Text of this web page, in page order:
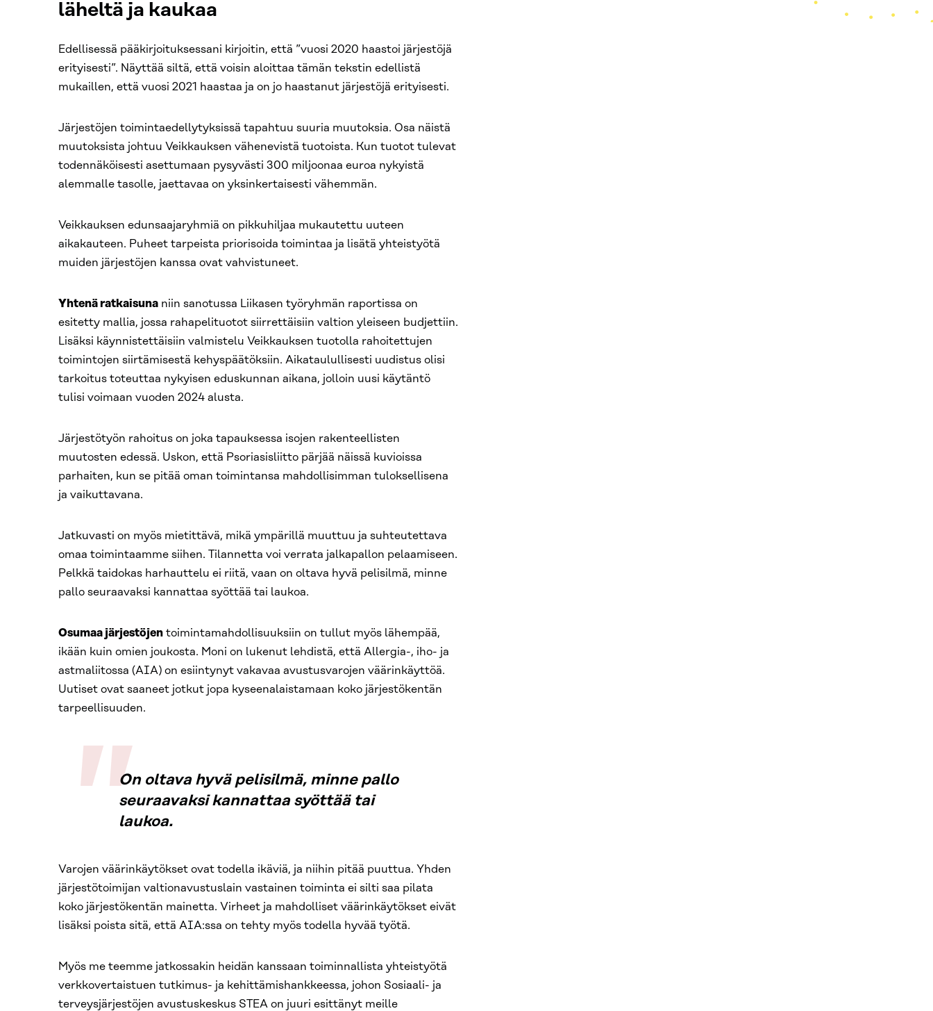
läheltä ja kaukaa
Edellisessä pääkirjoituksessani kirjoitin, että ”vuosi 2020 haastoi järjestöjä
erityisesti”. Näyttää siltä, että voisin aloittaa tämän tekstin edellistä
mukaillen, että vuosi 2021 haastaa ja on jo haastanut järjestöjä erityisesti.
Järjestöjen toimintaedellytyksissä tapahtuu suuria muutoksia. Osa näistä
muutoksista johtuu Veikkauksen vähenevistä tuotoista. Kun tuotot tulevat
todennäköisesti asettumaan pysyvästi 300 miljoonaa euroa nykyistä
alemmalle tasolle, jaettavaa on yksinkertaisesti vähemmän.
Veikkauksen edunsaajaryhmiä on pikkuhiljaa mukautettu uuteen
aikakauteen. Puheet tarpeista priorisoida toimintaa ja lisätä yhteistyötä
muiden järjestöjen kanssa ovat vahvistuneet.
Yhtenä ratkaisuna niin sanotussa Liikasen työryhmän raportissa on
esitetty mallia, jossa rahapelituotot siirrettäisiin valtion yleiseen budjettiin.
Lisäksi käynnistettäisiin valmistelu Veikkauksen tuotolla rahoitettujen
toimintojen siirtämisestä kehyspäätöksiin. Aikataulullisesti uudistus olisi
tarkoitus toteuttaa nykyisen eduskunnan aikana, jolloin uusi käytäntö
tulisi voimaan vuoden 2024 alusta.
Järjestötyön rahoitus on joka tapauksessa isojen rakenteellisten
muutosten edessä. Uskon, että Psoriasisliitto pärjää näissä kuvioissa
parhaiten, kun se pitää oman toimintansa mahdollisimman tuloksellisena
ja vaikuttavana.
Jatkuvasti on myös mietittävä, mikä ympärillä muuttuu ja suhteutettava
omaa toimintaamme siihen. Tilannetta voi verrata jalkapallon pelaamiseen.
Pelkkä taidokas harhauttelu ei riitä, vaan on oltava hyvä pelisilmä, minne
pallo seuraavaksi kannattaa syöttää tai laukoa.
Osumaa järjestöjen toimintamahdollisuuksiin on tullut myös lähempää,
ikään kuin omien joukosta. Moni on lukenut lehdistä, että Allergia-, iho- ja
astmaliitossa (AIA) on esiintynyt vakavaa avustusvarojen väärinkäyttöä.
Uutiset ovat saaneet jotkut jopa kyseenalaistamaan koko järjestökentän
tarpeellisuuden.
On oltava hyvä pelisilmä, minne pallo
seuraavaksi kannattaa syöttää tai
laukoa.
Varojen väärinkäytökset ovat todella ikäviä, ja niihin pitää puuttua. Yhden
järjestötoimĳan valtionavustuslain vastainen toiminta ei silti saa pilata
koko järjestökentän mainetta. Virheet ja mahdolliset väärinkäytökset eivät
lisäksi poista sitä, että AIA:ssa on tehty myös todella hyvää työtä.
Myös me teemme jatkossakin heidän kanssaan toiminnallista yhteistyötä
verkkovertaistuen tutkimus- ja kehittämishankkeessa, johon Sosiaali- ja
terveysjärjestöjen avustuskeskus STEA on juuri esittänyt meille